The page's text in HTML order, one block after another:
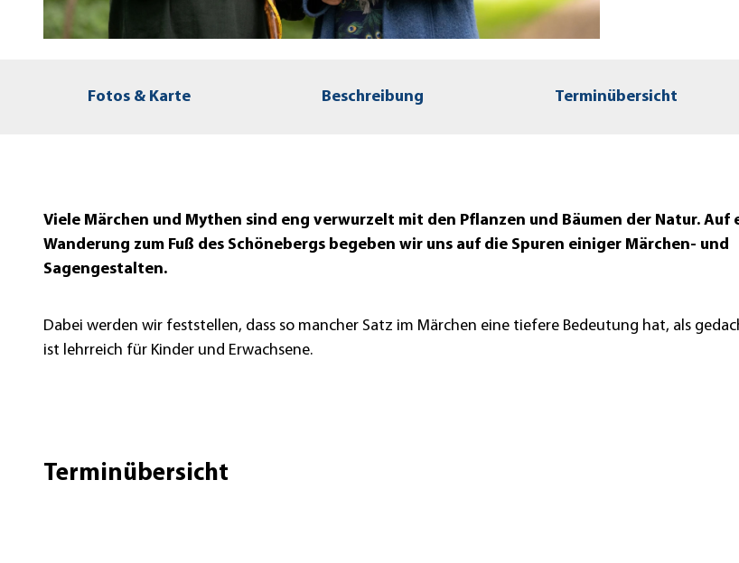
Fotos & Karte Beschreibung Terminübersicht
Viele Märchen und Mythen sind eng verwurzelt mit den Pflanzen und Bäumen der Natur. Auf
Wanderung zum Fuß des Schönebergs begeben wir uns auf die Spuren einiger Märchen- und
Sagengestalten.
Dabei werden wir feststellen, dass so mancher Satz im Märchen eine tiefere Bedeutung hat, als
ist lehrreich für Kinder und Erwachsene.
Terminübersicht